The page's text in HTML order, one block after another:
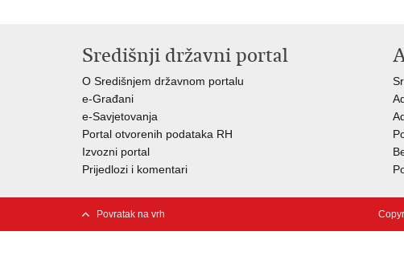
Središnji državni portal
O Središnjem državnom portalu
e-Građani
e-Savjetovanja
Portal otvorenih podataka RH
Izvozni portal
Prijedlozi i komentari
Povratak na vrh